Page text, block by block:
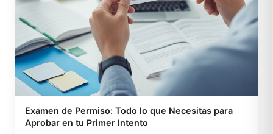
Examen de Permiso: Todo lo que Necesitas para
Aprobar en tu Primer Intento